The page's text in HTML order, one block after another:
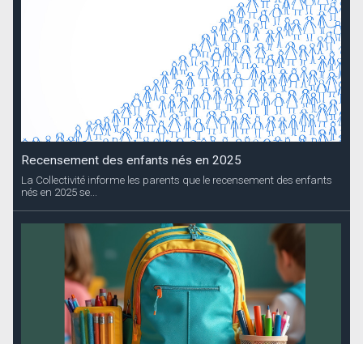
Recensement des enfants nés en 2025
La Collectivité informe les parents que le recensement des enfants
nés en 2025 se...